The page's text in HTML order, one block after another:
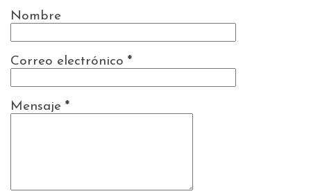
Nombre
Correo electrónico *
Mensaje *